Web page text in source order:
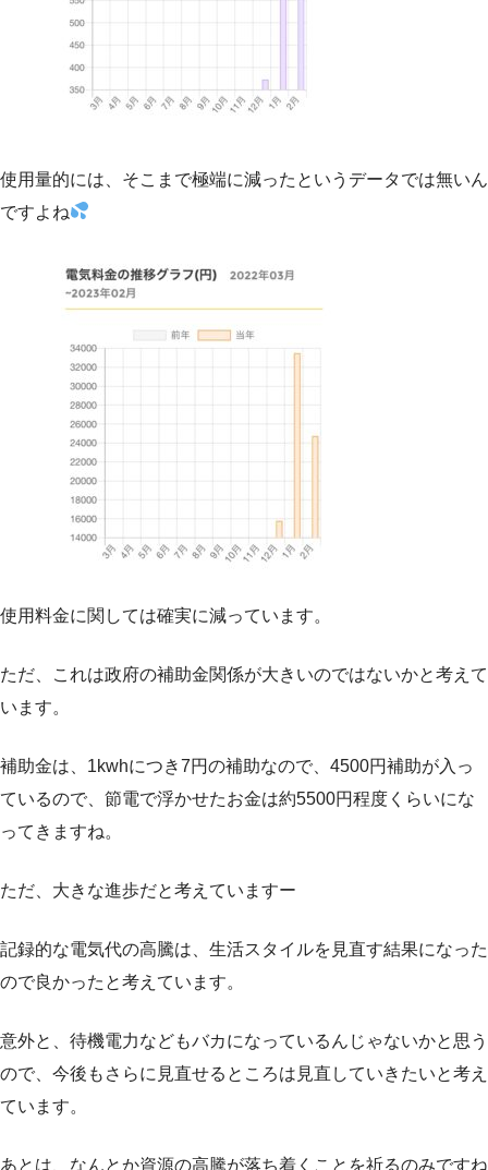
使用量的には、そこまで極端に減ったというデータでは無いん
ですよね
使用料金に関しては確実に減っています。
ただ、これは政府の補助金関係が大きいのではないかと考えて
います。
補助金は、1kwhにつき7円の補助なので、4500円補助が入っ
ているので、節電で浮かせたお金は約5500円程度くらいにな
ってきますね。
ただ、大きな進歩だと考えていますー
記録的な電気代の高騰は、生活スタイルを見直す結果になった
ので良かったと考えています。
意外と、待機電力などもバカになっているんじゃないかと思う
ので、今後もさらに見直せるところは見直していきたいと考え
ています。
あとは、なんとか資源の高騰が落ち着くことを祈るのみですね